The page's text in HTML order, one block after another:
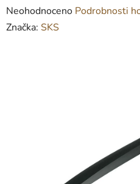
Průměrné
hodnocení
Neohodnoceno Podrobnosti
Značka: SKS